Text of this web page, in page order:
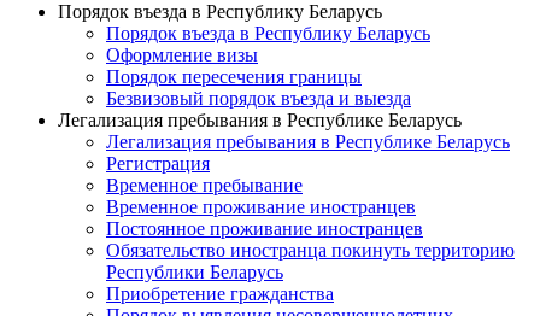
Порядок въезда в Республику Беларусь
Порядок въезда в Республику Беларусь
Оформление визы
Порядок пересечения границы
Безвизовый порядок въезда и выезда
Легализация пребывания в Республике Беларусь
Легализация пребывания в Республике Беларусь
Регистрация
Временное пребывание
Временное проживание иностранцев
Постоянное проживание иностранцев
Обязательство иностранца покинуть территорию
Республики Беларусь
Приобретение гражданства